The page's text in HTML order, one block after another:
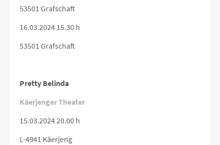
53501 Grafschaft
16.03.2024 15.30 h
53501 Grafschaft
Pretty Belinda
Käerjenger Theater
15.03.2024 20.00 h
L-4941 Käerjeng